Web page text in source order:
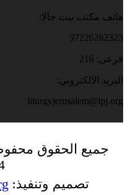
هاتف مكتب بيت جالا:
97226282323
فرعي: 216
البريد الالكتروني:
liturgyjerusalem@lpj.org
جميع الحقوق
تصميم وتنفيذ: